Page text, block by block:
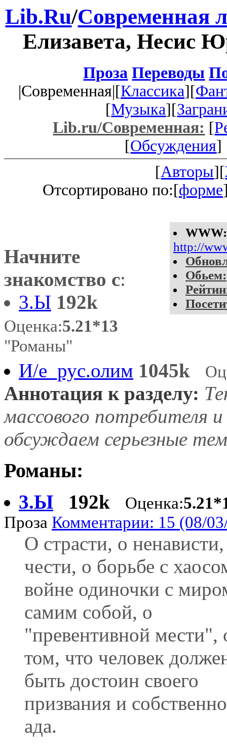
Lib.Ru/Современная
Елизавета, Несис
Проза Переводы
|Современная|[Классика][
[Музыка][
Lib.ru/Современная: [
[Обсуждения]
[Авторы][
Отсортировано по:[форме
WWW:
http://
Обьем:
Начните
знакомство с:
3.Ы 192k
Оценка:5.21*13
"Романы"
И/е_рус.олим 1045k
Аннотация к разделу:
массового потребителя
обсуждаем серьезные
Романы:
3.Ы 192k Оценка:
Проза Комментарии: 15 (08/
О страсти, о
чести, о борьбе с
войне одиночки с
самим собой, о
"превентивной мести",
том, что человек
быть достоин своего
призвания и
ада.